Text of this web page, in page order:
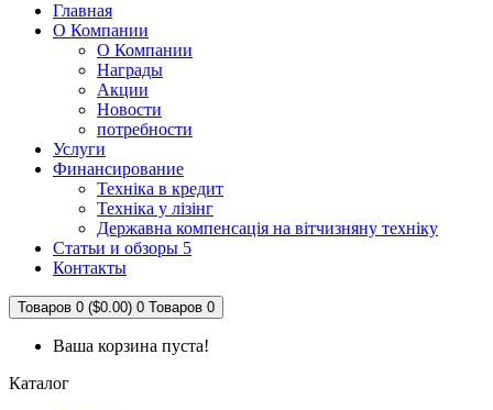
Главная
О Компании
О Компании
Награды
Акции
Новости
потребности
Услуги
Финансирование
Техніка в кредит
Техніка у лізінг
Державна компенсація на вітчизняну техніку
Статьи и обзоры 5
Контакты
Товаров 0 ($0.00) 0 Товаров 0
Ваша корзина пуста!
Каталог